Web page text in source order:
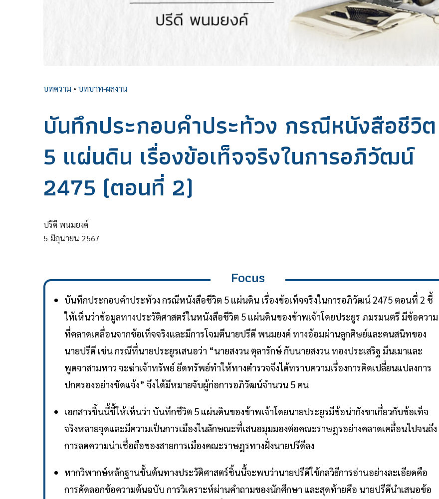
บทความ • บทบาท-ผลงาน
บันทึกประกอบคำประท้วง กรณีหนังสือชีวิต
5 แผ่นดิน เรื่องข้อเท็จจริงในการอภิวัฒน์
2475 (ตอนที่ 2)
ปรีดี พนมยงค์
5 มิถุนายน 2567
Focus
บันทึกประกอบคำประท้วง กรณีหนังสือชีวิต 5 แผ่นดิน เรื่องข้อเท็จจริงในการอภิวัฒน์ 2475 ตอนที่ 2 ชี้
ให้เห็นว่าข้อมูลทางประวัติศาสตร์ในหนังสือชีวิต 5 แผ่นดินของข้าพเจ้าโดยประยูร ภมรมนตรี มีข้อความ
ที่คลาดเคลื่อนจากข้อเท็จจริงและมีการโจมตีนายปรีดี พนมยงค์ ทางอ้อมผ่านลูกศิษย์และคนสนิทของ
นายปรีดี เช่น กรณีที่นายประยูรเสนอว่า “นายสงวน ตุลารักษ์ กับนายสงวน ทองประเสริฐ มึนเมาและ
พูดจาสามหาว จะฆ่าเจ้าทรัพย์ ยึดทรัพย์ทำให้ทางตำรวจจึงได้ทราบความเรื่องการคิดเปลี่ยนแปลงการ
ปกครองอย่างชัดแจ้ง” จึงได้มีหมายจับผู้ก่อการอภิวัฒน์จำนวน 5 คน
เอกสารชิ้นนี้ชี้ให้เห็นว่า บันทึกชีวิต 5 แผ่นดินของข้าพเจ้าโดยนายประยูรมีข้อน่ากังขาเกี่ยวกับข้อเท็จ
จริงหลายจุดและมีความเป็นการเมืองในลักษณะที่เสนอมุมมองต่อคณะราษฎรอย่างคลาดเคลื่อนไปจนถึง
การลดความน่าเชื่อถือของสายการเมืองคณะราษฎรทางฝั่งนายปรีดีลง
หากวิพากษ์หลักฐานชั้นต้นทางประวัติศาสตร์ชิ้นนี้จะพบว่านายปรีดีใช้กลวิธีการอ่านอย่างละเอียดคือ
การคัดลอกข้อความต้นฉบับ การวิเคราะห์ผ่านคำถามของนักศึกษา และสุดท้ายคือ นายปรีดีนำเสนอข้อ